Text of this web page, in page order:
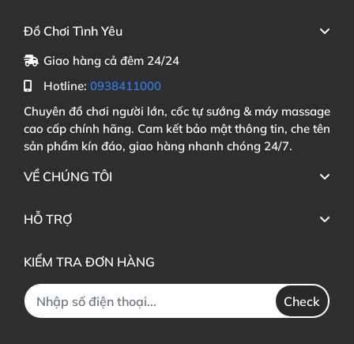
Đồ Chơi Tình Yêu
Giao hàng cả đêm 24/24
Hotline: 0938411000
Chuyên đồ chơi người lớn, cốc tự sướng & máy massage
cao cấp chính hãng. Cam kết bảo mật thông tin, che tên
sản phẩm kín đáo, giao hàng nhanh chóng 24/7.
VỀ CHÚNG TÔI
HỖ TRỢ
KIỂM TRA ĐƠN HÀNG
Check